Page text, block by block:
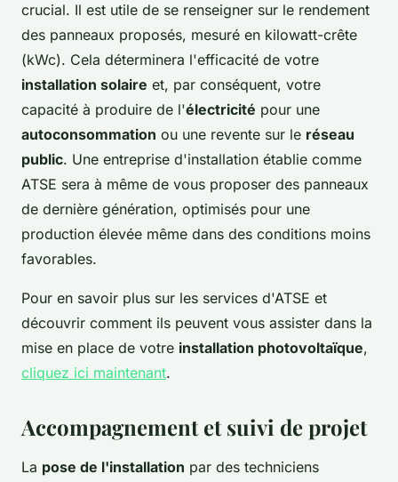
crucial. Il est utile de se renseigner sur le rendement
des panneaux proposés, mesuré en kilowatt-crête
(kWc). Cela déterminera l'efficacité de votre
installation solaire et, par conséquent, votre
capacité à produire de l'électricité pour une
autoconsommation ou une revente sur le réseau
public. Une entreprise d'installation établie comme
ATSE sera à même de vous proposer des panneaux
de dernière génération, optimisés pour une
production élevée même dans des conditions moins
favorables.
Pour en savoir plus sur les services d'ATSE et
découvrir comment ils peuvent vous assister dans la
mise en place de votre installation photovoltaïque,
cliquez ici maintenant.
Accompagnement et suivi de projet
La pose de l'installation par des techniciens